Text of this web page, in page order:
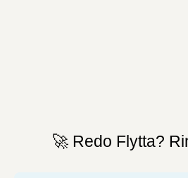
🚀 Redo Flytta?